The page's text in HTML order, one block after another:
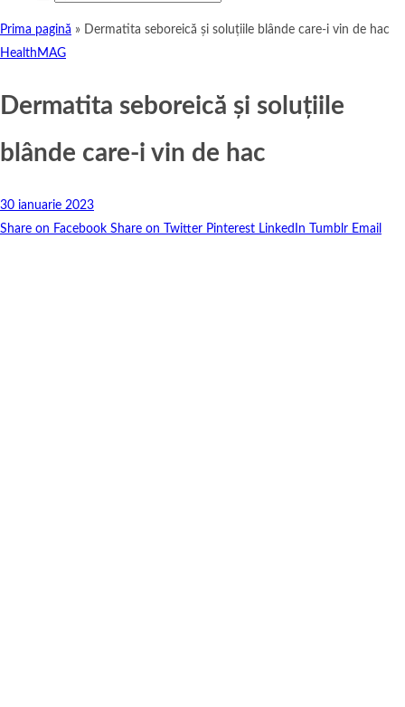
Prima pagină » Dermatita seboreică și soluțiile blânde care-i vin de hac
HealthMAG
Dermatita seboreică și soluțiile
blânde care-i vin de hac
30 ianuarie 2023
Share on Facebook Share on Twitter Pinterest LinkedIn Tumblr Email